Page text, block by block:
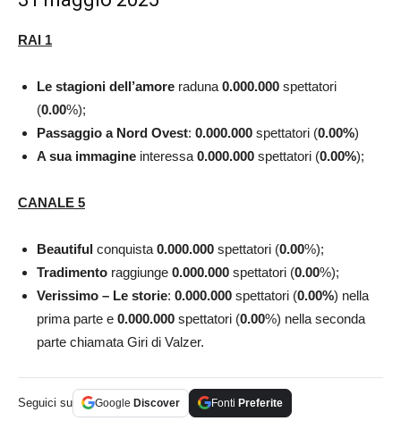
RAI 1
Le stagioni dell’amore raduna 0.000.000 spettatori
(0.00%);
Passaggio a Nord Ovest: 0.000.000 spettatori (0.00%)
A sua immagine interessa 0.000.000 spettatori (0.00%);
CANALE 5
Beautiful conquista 0.000.000 spettatori (0.00%);
Tradimento raggiunge 0.000.000 spettatori (0.00%);
Verissimo – Le storie: 0.000.000 spettatori (0.00%) nella
prima parte e 0.000.000 spettatori (0.00%) nella seconda
parte chiamata Giri di Valzer.
Seguici su Google Discover Fonti Preferite